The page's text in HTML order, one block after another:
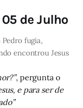
de Julho
fugia,
encontrou Jesus
, pergunta o
e para ser de